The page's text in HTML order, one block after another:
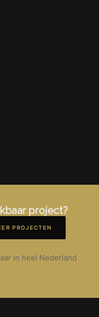
project?
PROJECTEN
in heel Nederland